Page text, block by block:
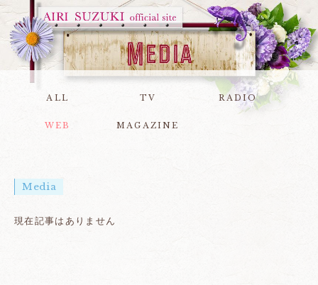
ALL TV RADIO
WEB MAGAZINE
Media
現在記事はありません